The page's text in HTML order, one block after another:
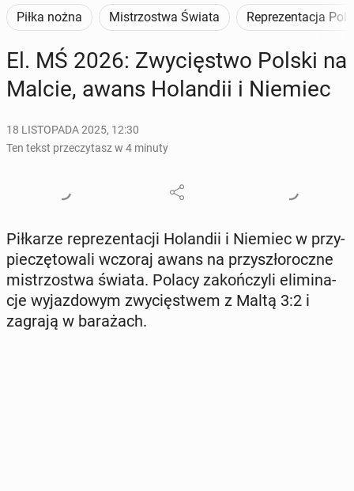
Piłka nożna Mistrzostwa Świata Reprezentacja
El. MŚ 2026: Zwy­cię­stwo Polski na
Malcie, awans Ho­lan­dii i Niemiec
18 LISTOPADA 2025, 12:30
Ten tekst przeczytasz w 4 minuty
Pił­ka­rze re­pre­zen­ta­cji Ho­lan­dii i Niemiec w przy­
pie­czę­to­wa­li wczoraj awans na przy­szło­rocz­ne
mi­strzo­stwa świata. Polacy za­koń­czy­li eli­mi­na­
cje wy­jaz­do­wym zwy­cię­stwem z Maltą 3:2 i
zagrają w ba­ra­żach.